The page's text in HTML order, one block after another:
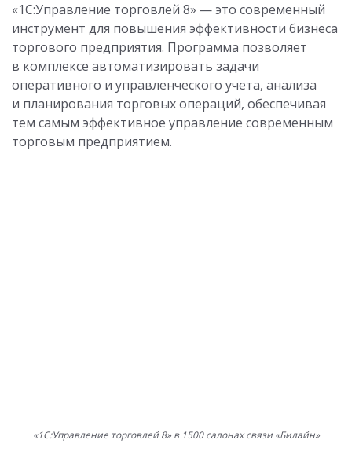
«1С:Управление торговлей 8» — это современный
инструмент для повышения эффективности бизнеса
торгового предприятия. Программа позволяет
в комплексе автоматизировать задачи
оперативного и управленческого учета, анализа
и планирования торговых операций, обеспечивая
тем самым эффективное управление современным
торговым предприятием.
«1С:Управление торговлей 8» в 1500 салонах связи «Билайн»